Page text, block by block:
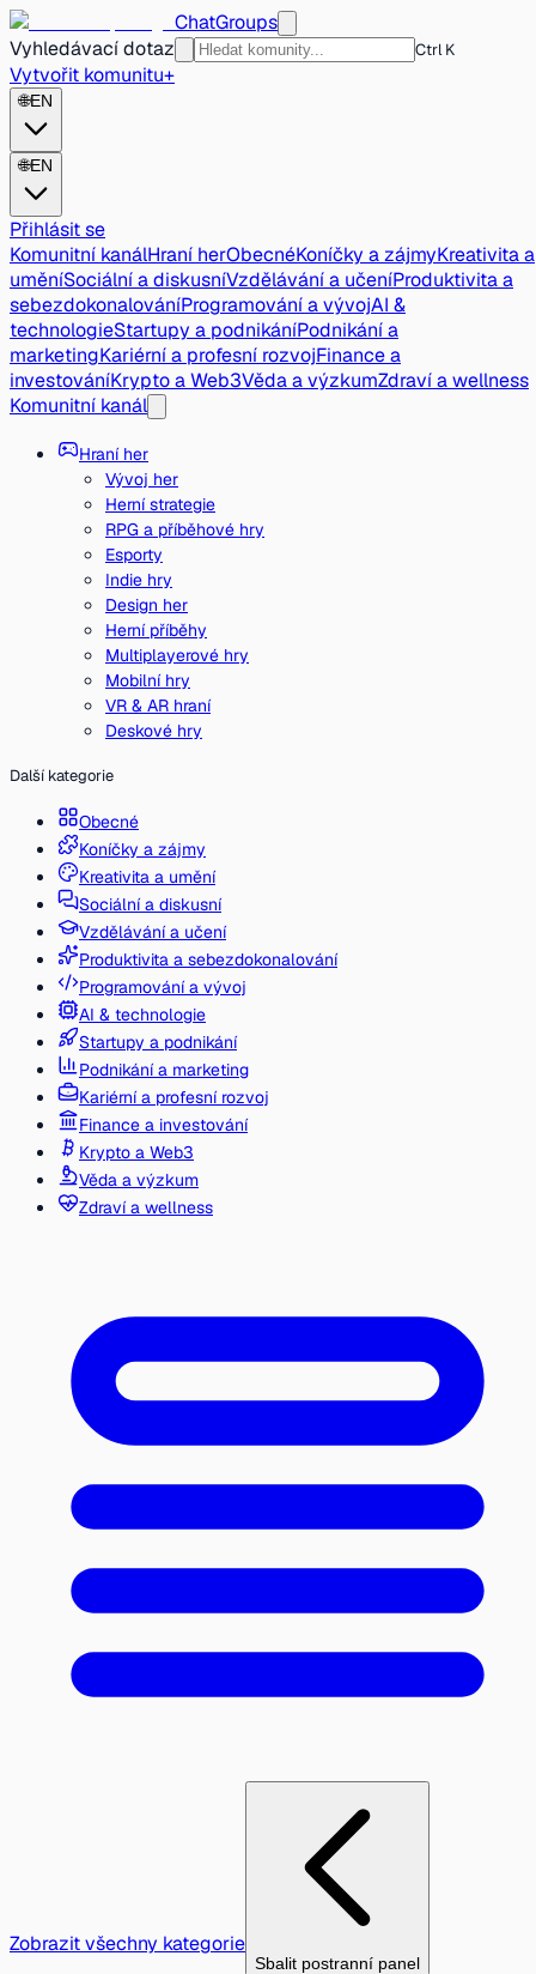
ChatGroups
Vyhledávací dotaz
Ctrl K
Vytvořit komunitu+
🌐EN
🌐EN
Přihlásit se
Komunitní kanálHraní herObecnéKoníčky a zájmyKreativita a
uměníSociální a diskusníVzdělávání a učeníProduktivita a
sebezdokonalováníProgramování a vývojAI &
technologieStartupy a podnikáníPodnikání a
marketingKariérní a profesní rozvojFinance a
investováníKrypto a Web3Věda a výzkumZdraví a wellness
Komunitní kanál
Hraní her
Vývoj her
Herní strategie
RPG a příběhové hry
Esporty
Indie hry
Design her
Herní příběhy
Multiplayerové hry
Mobilní hry
VR & AR hraní
Deskové hry
Další kategorie
Obecné
Koníčky a zájmy
Kreativita a umění
Sociální a diskusní
Vzdělávání a učení
Produktivita a sebezdokonalování
Programování a vývoj
AI & technologie
Startupy a podnikání
Podnikání a marketing
Kariérní a profesní rozvoj
Finance a investování
Krypto a Web3
Věda a výzkum
Zdraví a wellness
Zobrazit všechny kategorie
Sbalit postranní panel